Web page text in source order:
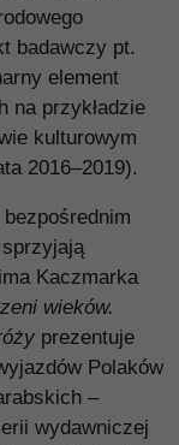
badawczy pt.
element
na przykładzie
kulturowym
2016–2019).
Kaczmarka
wieków.
prezentuje
Polaków
–
wydawniczej